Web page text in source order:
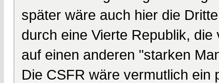
später wäre auch hier die
durch eine Vierte Republik,
auf einen anderen "starken
Die CSFR wäre vermutlich ein